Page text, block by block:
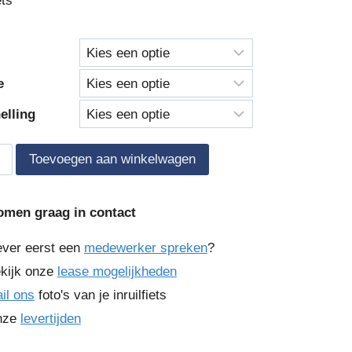
€ 6749,00
Toevoegen aan winkelwagen
graag in contact
eerst een medewerker spreken?
onze lease mogelijkheden
ons foto's van je inruilfiets
levertijden